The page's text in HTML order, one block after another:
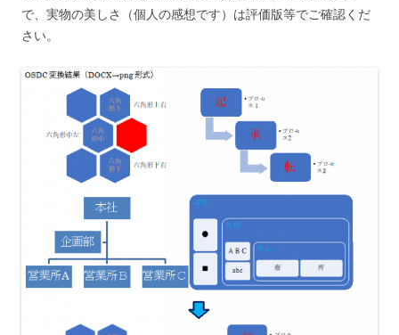
で、実物の美しさ（個人の感想です）は評価版等でご確認くだ
さい。